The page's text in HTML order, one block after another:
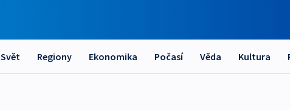
Svět Regiony Ekonomika Počasí Věda Kultura